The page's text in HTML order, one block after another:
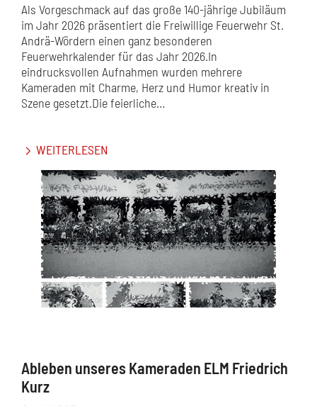
Als Vorgeschmack auf das große 140-jährige Jubiläum
im Jahr 2026 präsentiert die Freiwillige Feuerwehr St.
Andrä-Wördern einen ganz besonderen
Feuerwehrkalender für das Jahr 2026.In
eindrucksvollen Aufnahmen wurden mehrere
Kameraden mit Charme, Herz und Humor kreativ in
Szene gesetzt.Die feierliche…
WEITERLESEN
Ableben unseres Kameraden ELM Friedrich
Kurz